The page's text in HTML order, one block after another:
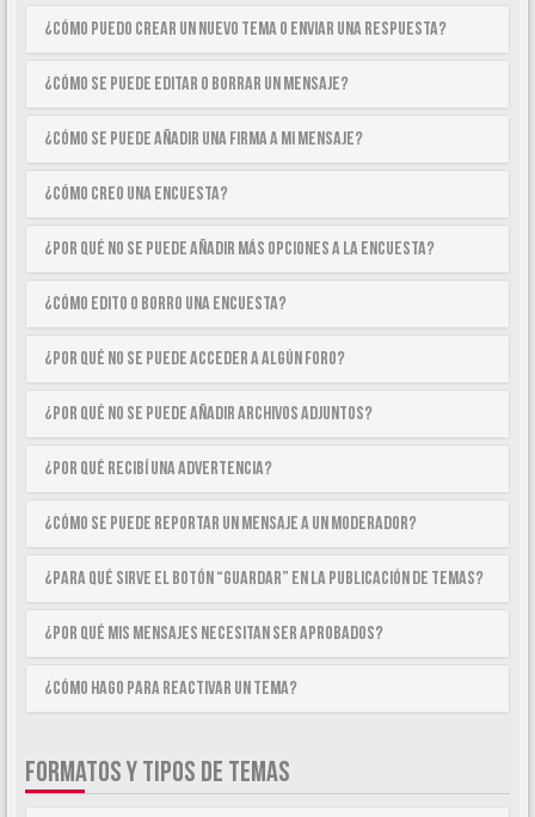
¿Cómo puedo crear un nuevo tema o enviar una respuesta?
¿Cómo se puede editar o borrar un mensaje?
¿Cómo se puede añadir una firma a mi mensaje?
¿Cómo creo una encuesta?
¿Por qué no se puede añadir más opciones a la encuesta?
¿Cómo edito o borro una encuesta?
¿Por qué no se puede acceder a algún foro?
¿Por qué no se puede añadir archivos adjuntos?
¿Por qué recibí una advertencia?
¿Cómo se puede reportar un mensaje a un moderador?
¿Para qué sirve el botón “Guardar” en la publicación de temas?
¿Por qué mis mensajes necesitan ser aprobados?
¿Cómo hago para reactivar un tema?
FORMATOS Y TIPOS DE TEMAS